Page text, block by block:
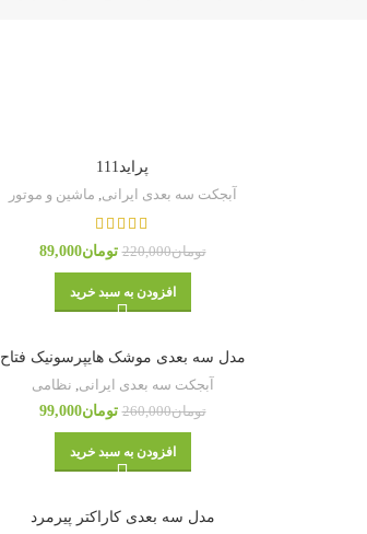
پراید111
آبجکت سه بعدی ایرانی ماشین و موتور
تومان220,000 تومان89,000
افزودن به سبد خرید
مدل سه بعدی موشک هایپرسونیک فتاح
آبجکت سه بعدی ایرانی نظامی
تومان260,000 تومان99,000
افزودن به سبد خرید
مدل سه بعدی کاراکتر پیرمرد